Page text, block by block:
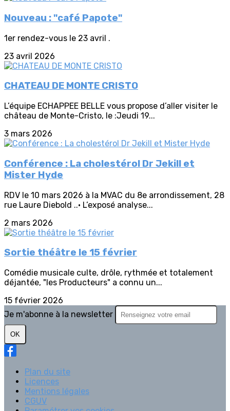
Nouveau : "café Papote"
1er rendez-vous le 23 avril .
23 avril 2026
CHATEAU DE MONTE CRISTO
L’équipe ECHAPPEE BELLE vous propose d’aller visiter le
château de Monte-Cristo, le :Jeudi 19...
3 mars 2026
Conférence : La cholestérol Dr Jekill et
Mister Hyde
RDV le 10 mars 2026 à la MVAC du 8e arrondissement, 28
rue Laure Diebold ..• L’exposé analyse...
2 mars 2026
Sortie théâtre le 15 février
Comédie musicale culte, drôle, rythmée et totalement
déjantée, "les Producteurs" a connu un...
15 février 2026
Je m'abonne à la newsletter
OK
Plan du site
Licences
Mentions légales
CGUV